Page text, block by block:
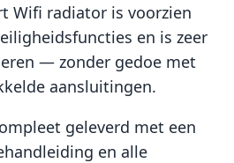
Wifi radiator is voorzien
en is zeer
— zonder gedoe met
aansluitingen.
geleverd met een
en alle